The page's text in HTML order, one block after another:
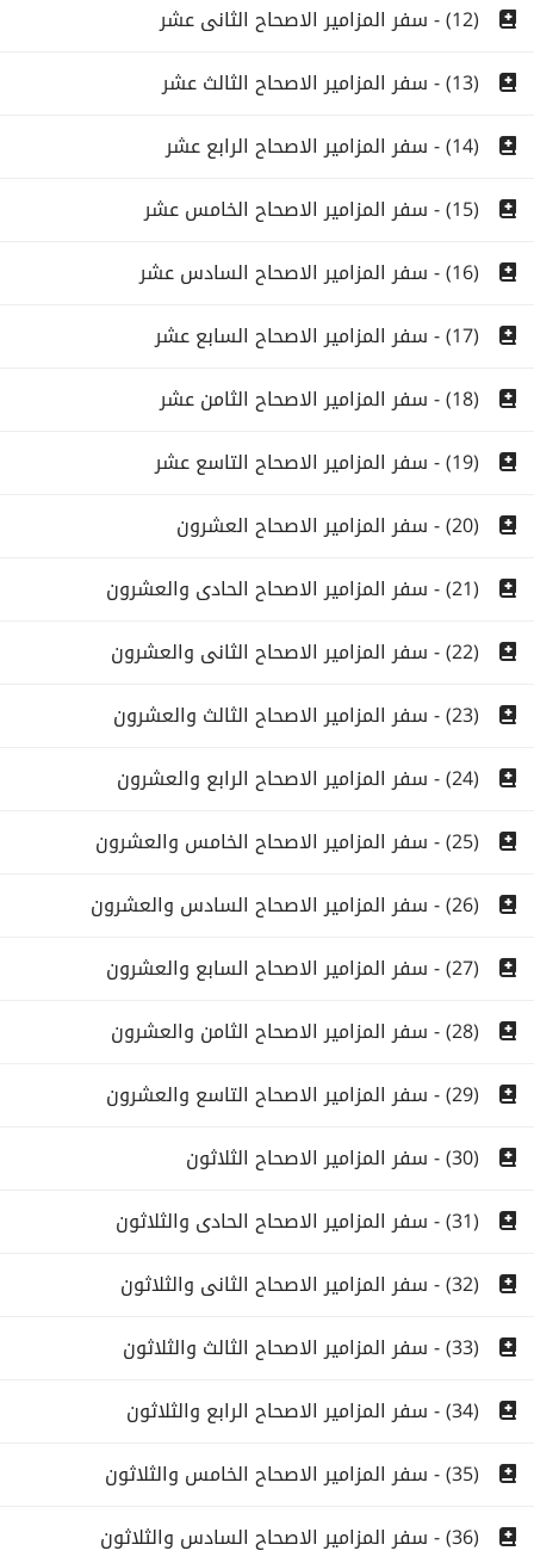
(12) - سفر المزامير الاصحاح الثانى عشر
(13) - سفر المزامير الاصحاح الثالث عشر
(14) - سفر المزامير الاصحاح الرابع عشر
(15) - سفر المزامير الاصحاح الخامس عشر
(16) - سفر المزامير الاصحاح السادس عشر
(17) - سفر المزامير الاصحاح السابع عشر
(18) - سفر المزامير الاصحاح الثامن عشر
(19) - سفر المزامير الاصحاح التاسع عشر
(20) - سفر المزامير الاصحاح العشرون
(21) - سفر المزامير الاصحاح الحادى والعشرون
(22) - سفر المزامير الاصحاح الثانى والعشرون
(23) - سفر المزامير الاصحاح الثالث والعشرون
(24) - سفر المزامير الاصحاح الرابع والعشرون
(25) - سفر المزامير الاصحاح الخامس والعشرون
(26) - سفر المزامير الاصحاح السادس والعشرون
(27) - سفر المزامير الاصحاح السابع والعشرون
(28) - سفر المزامير الاصحاح الثامن والعشرون
(29) - سفر المزامير الاصحاح التاسع والعشرون
(30) - سفر المزامير الاصحاح الثلاثون
(31) - سفر المزامير الاصحاح الحادى والثلاثون
(32) - سفر المزامير الاصحاح الثانى والثلاثون
(33) - سفر المزامير الاصحاح الثالث والثلاثون
(34) - سفر المزامير الاصحاح الرابع والثلاثون
(35) - سفر المزامير الاصحاح الخامس والثلاثون
(36) - سفر المزامير الاصحاح السادس والثلاثون